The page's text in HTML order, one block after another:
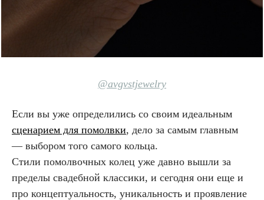
@avgvstjewelry
Если вы уже определились со своим идеальным
сценарием для помолвки, дело за самым главным
— выбором того самого кольца.
Стили помолвочных колец уже давно вышли за
пределы свадебной классики, и сегодня они еще и
про концептуальность, уникальность и проявление